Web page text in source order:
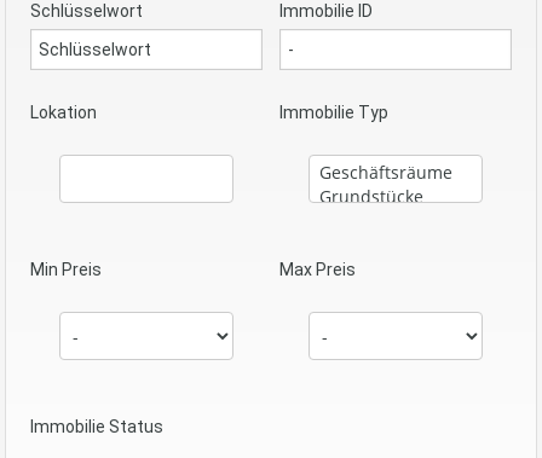
Schlüsselwort Immobilie ID
Lokation Immobilie Typ
Min Preis Max Preis
Immobilie Status